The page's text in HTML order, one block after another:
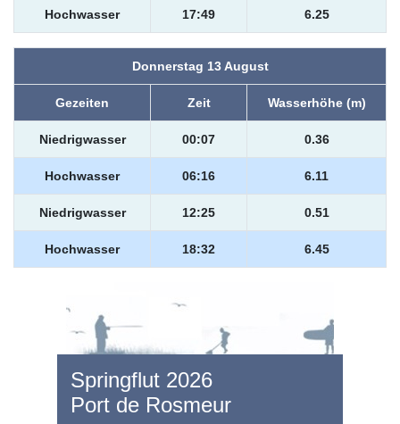
Hochwasser 17:49 6.25
Donnerstag 13 August
Gezeiten Zeit Wasserhöhe (m)
Niedrigwasser 00:07 0.36
Hochwasser 06:16 6.11
Niedrigwasser 12:25 0.51
Hochwasser 18:32 6.45
Springflut 2026
Port de Rosmeur